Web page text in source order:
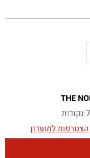
הצטרפות למועדון